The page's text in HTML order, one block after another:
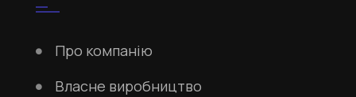
Про компанію
Власне виробництво